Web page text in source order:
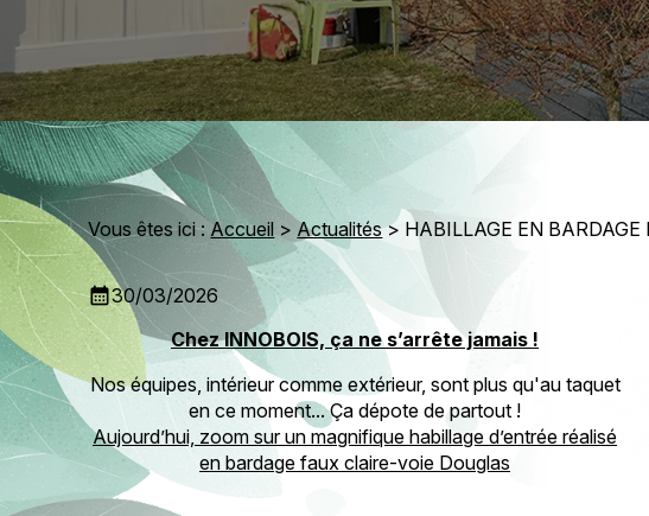
Vous êtes ici : Accueil > Actualités> HABILLAGE EN BARDAGE
calendar_month30/03/2026
Chez INNOBOIS, ça ne s’arrête jamais !
Nos équipes, intérieur comme extérieur, sont plus qu'au taquet
en ce moment... Ça dépote de partout !
Aujourd’hui, zoom sur un magnifique habillage d’entrée réalisé
en bardage faux claire-voie Douglas